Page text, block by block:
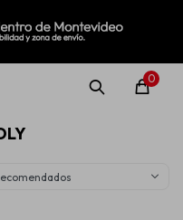
0
MI CUENTA
Rolling Repuestos